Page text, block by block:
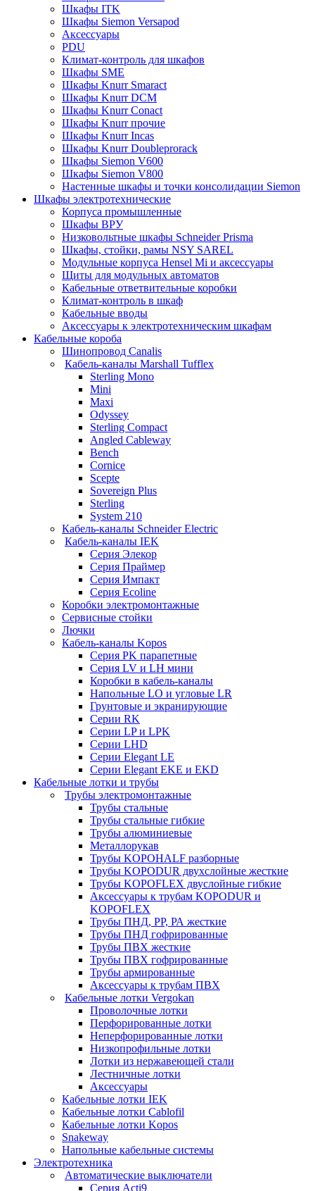
Шкафы ITK
Шкафы Siemon Versapod
Аксессуары
PDU
Климат-контроль для шкафов
Шкафы SME
Шкафы Knurr Smaract
Шкафы Knurr DCM
Шкафы Knurr Conact
Шкафы Knurr прочие
Шкафы Knurr Incas
Шкафы Knurr Doubleprorack
Шкафы Siemon V600
Шкафы Siemon V800
Настенные шкафы и точки консолидации Siemon
Шкафы электротехнические
Корпуса промышленные
Шкафы ВРУ
Низковольтные шкафы Schneider Prisma
Шкафы, стойки, рамы NSY SAREL
Модульные корпуса Hensel Mi и аксессуары
Щиты для модульных автоматов
Кабельные ответвительные коробки
Климат-контроль в шкаф
Кабельные вводы
Аксессуары к электротехническим шкафам
Кабельные короба
Шинопровод Canalis
Кабель-каналы Marshall Tufflex
Sterling Mono
Mini
Maxi
Odyssey
Sterling Compact
Angled Cableway
Bench
Cornice
Scepte
Sovereign Plus
Sterling
System 210
Кабель-каналы Schneider Electric
Кабель-каналы IEK
Серия Элекор
Серия Праймер
Серия Импакт
Серия Ecoline
Коробки электромонтажные
Сервисные стойки
Лючки
Кабель-каналы Kopos
Серия PK парапетные
Серия LV и LH мини
Коробки в кабель-каналы
Напольные LO и угловые LR
Грунтовые и экранирующие
Серии RK
Серии LP и LPK
Серии LHD
Серии Elegant LE
Серии Elegant EKE и EKD
Кабельные лотки и трубы
Трубы электромонтажные
Трубы стальные
Трубы стальные гибкие
Трубы алюминиевые
Металлорукав
Трубы KOPOHALF разборные
Трубы KOPODUR двухслойные жесткие
Трубы KOPOFLEX двуслойные гибкие
Аксессуары к трубам KOPODUR и
KOPOFLEX
Трубы ПНД, РР, РА жесткие
Трубы ПНД гофрированные
Трубы ПВХ жесткие
Трубы ПВХ гофрированные
Трубы армированные
Аксессуары к трубам ПВХ
Кабельные лотки Vergokan
Проволочные лотки
Перфорированные лотки
Неперфорированные лотки
Низкопрофильные лотки
Лотки из нержавеющей стали
Лестничные лотки
Аксессуары
Кабельные лотки IEK
Кабельные лотки Cablofil
Кабельные лотки Kopos
Snakeway
Напольные кабельные системы
Электротехника
Автоматические выключатели
Серия Acti9